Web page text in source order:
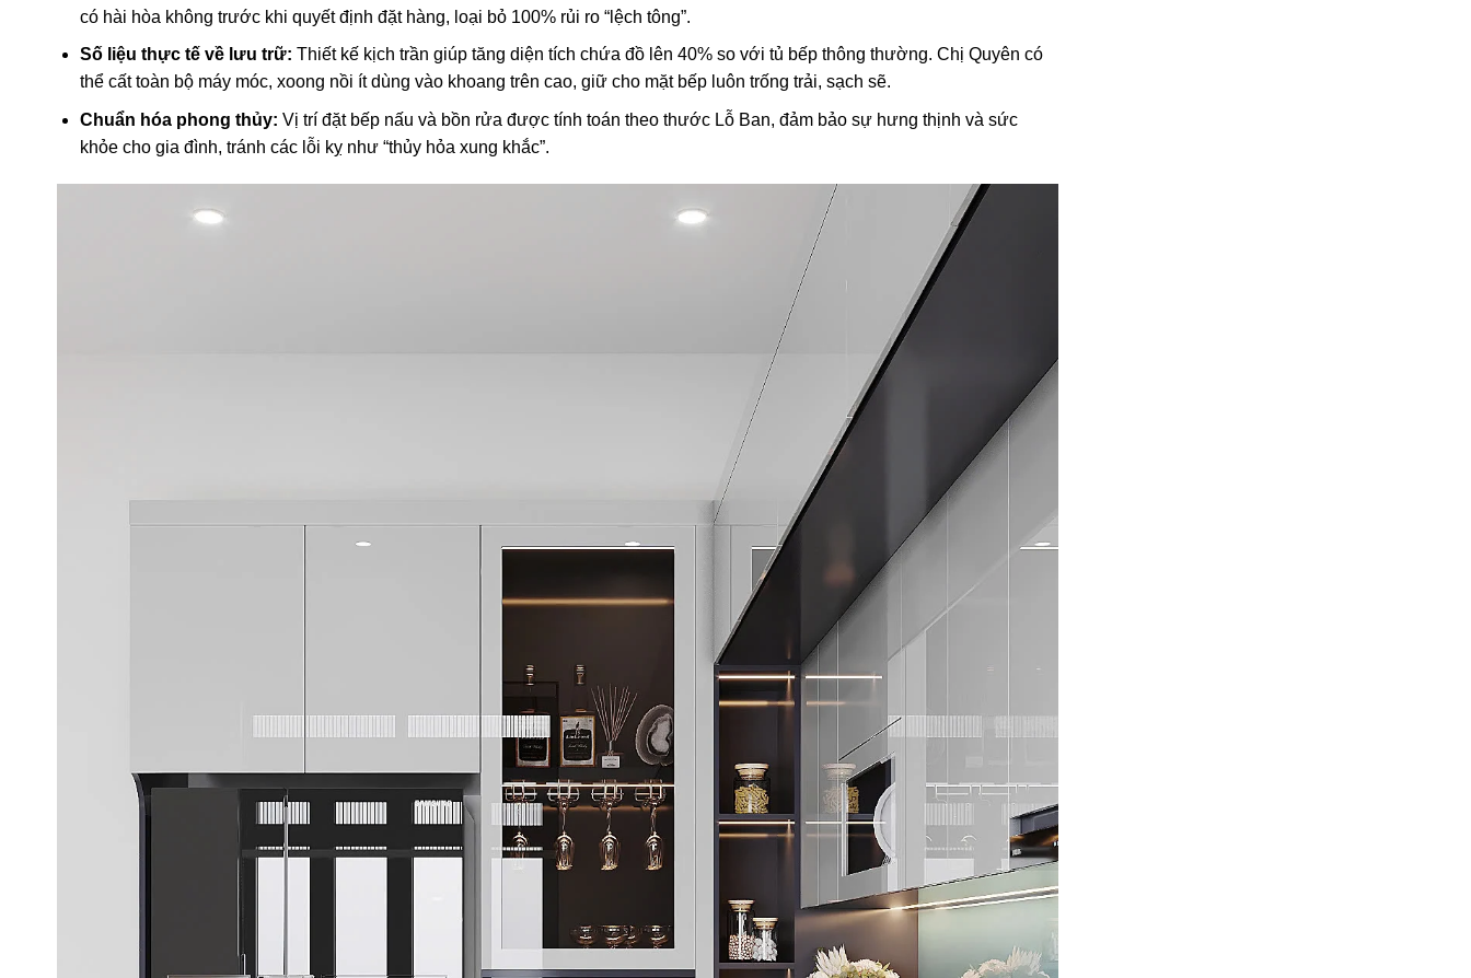
có hài hòa không trước khi quyết định đặt hàng, loại bỏ 100% rủi ro “lệch tông”.
Số liệu thực tế về lưu trữ: Thiết kế kịch trần giúp tăng diện tích chứa đồ lên 40% so với tủ bếp thông thường. Chị Quyên có
thể cất toàn bộ máy móc, xoong nồi ít dùng vào khoang trên cao, giữ cho mặt bếp luôn trống trải, sạch sẽ.
Chuẩn hóa phong thủy: Vị trí đặt bếp nấu và bồn rửa được tính toán theo thước Lỗ Ban, đảm bảo sự hưng thịnh và sức
khỏe cho gia đình, tránh các lỗi kỵ như “thủy hỏa xung khắc”.